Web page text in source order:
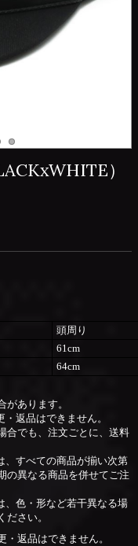
）
頭周り
61cm
64cm
あります。
返品はできません。
合でも、注文ごとに、送料
すべての商品が揃い次第
の異なる商品を併せてご注
色・形など若干異なる場
さい。
返品はできません。